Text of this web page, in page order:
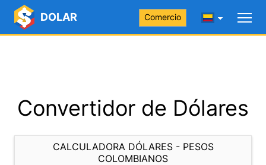
DOLAR Comercio
Convertidor de Dólares
CALCULADORA DÓLARES - PESOS
COLOMBIANOS